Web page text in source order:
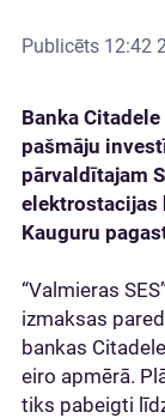
Publicēts 12:42
Banka
pašmāju
pārvaldītajam
elektrostacijas
Kauguru
“Valmieras
izmaksas
bankas
eiro apmērā.
tiks pabeigti